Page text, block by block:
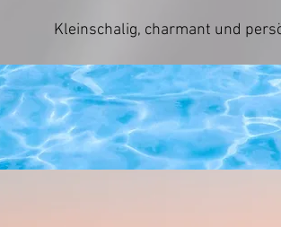
Kleinschalig, charmant und